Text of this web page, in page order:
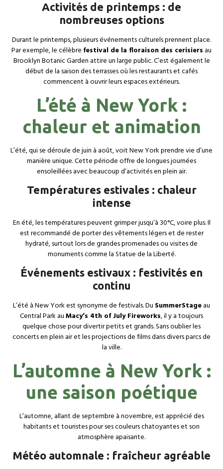
Activités de printemps : de
nombreuses options
Durant le printemps, plusieurs événements culturels prennent place.
Par exemple, le célèbre festival de la floraison des cerisiers au
Brooklyn Botanic Garden attire un large public. C’est également le
début de la saison des terrasses où les restaurants et cafés
commencent à ouvrir leurs espaces extérieurs.
L’été à New York :
chaleur et animation
L’été, qui se déroule de juin à août, voit New York prendre vie d’une
manière unique. Cette période offre de longues journées
ensoleillées avec beaucoup d’activités en plein air.
Températures estivales : chaleur
intense
En été, les températures peuvent grimper jusqu’à 30°C, voire plus. Il
est recommandé de porter des vêtements légers et de rester
hydraté, surtout lors de grandes promenades ou visites de
monuments comme la Statue de la Liberté.
Événements estivaux : festivités en
continu
L’été à New York est synonyme de festivals. Du SummerStageau
Central Park auMacy’s 4th of July Fireworks, il y a toujours
quelque chose pour divertir petits et grands. Sans oublier les
concerts en plein air et les projections de films dans divers parcs de
la ville.
L’automne à New York :
une saison poétique
L’automne, allant de septembre à novembre, est apprécié des
habitants et touristes pour ses couleurs chatoyantes et son
atmosphère apaisante.
Météo automnale : fraîcheur agréable